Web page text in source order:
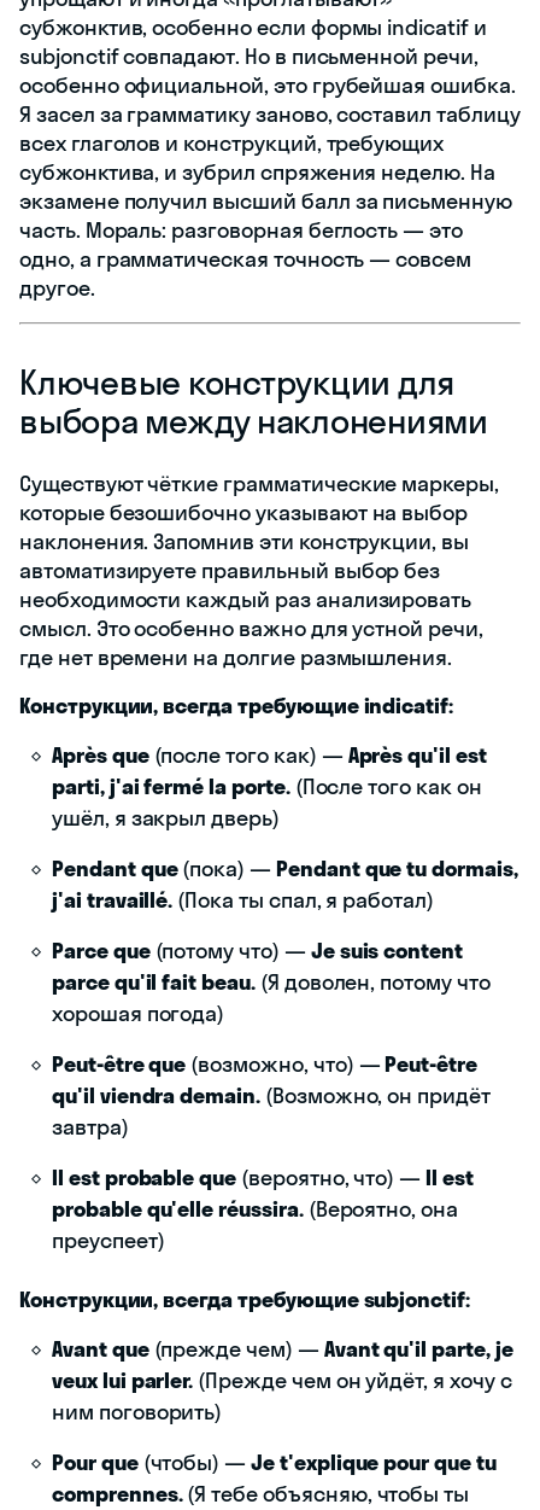
субжонктив, особенно если формы indicatif и
subjonctif совпадают. Но в письменной речи,
особенно официальной, это грубейшая ошибка.
Я засел за грамматику заново, составил таблицу
всех глаголов и конструкций, требующих
субжонктива, и зубрил спряжения неделю. На
экзамене получил высший балл за письменную
часть. Мораль: разговорная беглость — это
одно, а грамматическая точность — совсем
другое.
Ключевые конструкции для
выбора между наклонениями
Существуют чёткие грамматические маркеры,
которые безошибочно указывают на выбор
наклонения. Запомнив эти конструкции, вы
автоматизируете правильный выбор без
необходимости каждый раз анализировать
смысл. Это особенно важно для устной речи,
где нет времени на долгие размышления.
Конструкции, всегда требующие indicatif:
Après que(после того как) —Après qu'il est
parti, j'ai fermé la porte.(После того как он
ушёл, я закрыл дверь)
Pendant que(пока) —Pendant que tu dormais,
j'ai travaillé. (Пока ты спал, я работал)
Parce que(потому что) —Je suis content
parce qu'il fait beau.(Я доволен, потому что
хорошая погода)
Peut-être que (возможно, что) —Peut-être
qu'il viendra demain.(Возможно, он придёт
завтра)
Il est probable que (вероятно, что) —Il est
probable qu'elle réussira.(Вероятно, она
преуспеет)
Конструкции, всегда требующие subjonctif:
Avant que(прежде чем) —Avant qu'il parte, je
veux lui parler. (Прежде чем он уйдёт, я хочу с
ним поговорить)
Pour que(чтобы) —Je t'explique pour que tu
comprennes.(Я тебе объясняю, чтобы ты